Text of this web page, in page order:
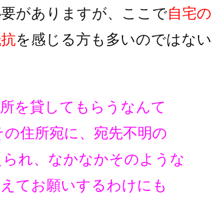
がありますが、 ここで自宅の
を感じる方も多いのではない
を貸してもらうなんて
住所宛に、宛先不明の
れ、なかなかそのような
てお願いするわけにも